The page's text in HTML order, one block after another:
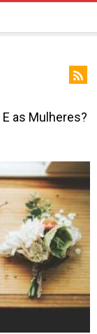
as Mulheres?